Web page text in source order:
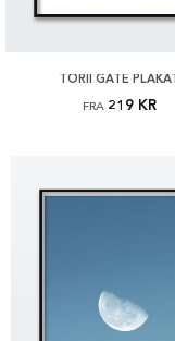
TORII GATE
FRA 219 KR